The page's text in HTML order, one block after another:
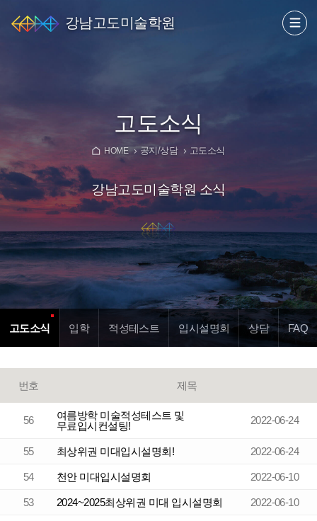
강남고도미술학원
고도소식
HOME 공지/상담 고도소식
강남고도미술학원 소식
고도소식 입학 적성테스트 입시설명회 상담 FAQ
번호 제목
56
여름방학 미술적성테스트 및
무료입시컨설팅!
2022-06-24
55 최상위권 미대입시설명회! 2022-06-24
54 천안 미대입시설명회 2022-06-10
53 2024~2025최상위권 미대 입시설명회 2022-06-10